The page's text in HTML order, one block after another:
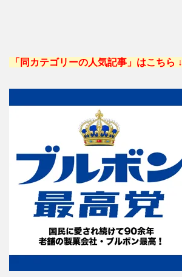
「同カテゴリーの人気記事」はこちら ↓